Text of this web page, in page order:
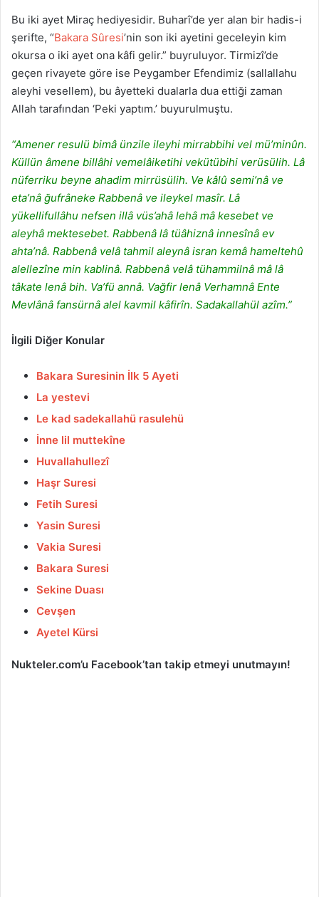
Bu iki ayet Miraç hediyesidir. Buharî’de yer alan bir hadis-i
şerifte, “Bakara Sûresi’nin son iki ayetini geceleyin kim
okursa o iki ayet ona kâfi gelir.” buyruluyor. Tirmizî’de
geçen rivayete göre ise Peygamber Efendimiz (sallallahu
aleyhi vesellem), bu âyetteki dualarla dua ettiği zaman
Allah tarafından ‘Peki yaptım.’ buyurulmuştu.
“Amener resulü bimâ ünzile ileyhi mirrabbihi vel mü’minûn.
Küllün âmene billâhi vemelâiketihi vekütübihi verüsülih. Lâ
nüferriku beyne ahadim mirrüsülih. Ve kâlû semi’nâ ve
eta’nâ ğufrâneke Rabbenâ ve ileykel masîr. Lâ
yükellifullâhu nefsen illâ vüs’ahâ lehâ mâ kesebet ve
aleyhâ mektesebet. Rabbenâ lâ tüâhiznâ innesînâ ev
ahta’nâ. Rabbenâ velâ tahmil aleynâ isran kemâ hameltehû
alellezîne min kablinâ. Rabbenâ velâ tühammilnâ mâ lâ
tâkate lenâ bih. Va’fü annâ. Vağfir lenâ Verhamnâ Ente
Mevlânâ fansürnâ alel kavmil kâfirîn. Sadakallahül azîm.”
İlgili Diğer Konular
Bakara Suresinin İlk 5 Ayeti
La yestevi
Le kad sadekallahü rasulehü
İnne lil muttekîne
Huvallahullezî
Haşr Suresi
Fetih Suresi
Yasin Suresi
Vakia Suresi
Bakara Suresi
Sekine Duası
Cevşen
Ayetel Kürsi
Nukteler.com’u Facebook’tan takip etmeyi unutmayın!